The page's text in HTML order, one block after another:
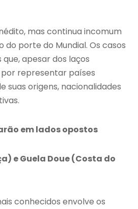
mas continua incomum
porte do Mundial. Os casos
apesar dos laços
representar países
suas origens, nacionalidades
em lados opostos
e Guela Doue (Costa do
conhecidos envolve os